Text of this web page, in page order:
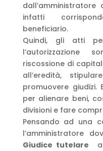
infatti
beneficiario.
Quindi, gli atti
l’autorizzazione
riscossione di
all’eredità,
promuovere giudizi.
per alienare beni,
divisioni e fare
Pensando ad una
l’amministratore
Giudice tutelare a